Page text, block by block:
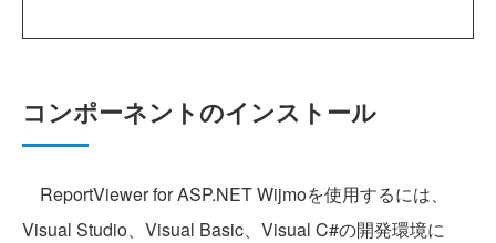
コンポーネントのインストール
ReportViewer for ASP.NET Wijmoを使用するには、
Visual Studio、Visual Basic、Visual C#の開発環境に